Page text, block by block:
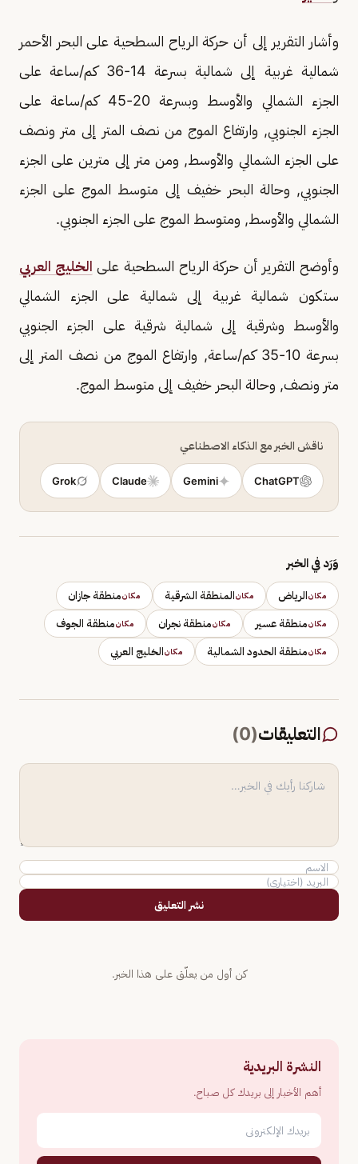
وأشار التقرير إلى أن حركة الرياح السطحية على البحر الأحمر
شمالية غربية إلى شمالية بسرعة 14-36 كم/ساعة على
الجزء الشمالي والأوسط وبسرعة 20-45 كم/ساعة على
الجزء الجنوبي, وارتفاع الموج من نصف المتر إلى متر ونصف
على الجزء الشمالي والأوسط, ومن متر إلى مترين على الجزء
الجنوبي, وحالة البحر خفيف إلى متوسط الموج على الجزء
الشمالي والأوسط, ومتوسط الموج على الجزء الجنوبي.
وأوضح التقرير أن حركة الرياح السطحية على الخليج العربي
ستكون شمالية غربية إلى شمالية على الجزء الشمالي
والأوسط وشرقية إلى شمالية شرقية على الجزء الجنوبي
بسرعة 10-35 كم/ساعة, وارتفاع الموج من نصف المتر إلى
متر ونصف, وحالة البحر خفيف إلى متوسط الموج.
ناقش الخبر مع الذكاء الاصطناعي
ChatGPT
Gemini
Claude
Grok
وَرَد في الخبر
مكانالرياض مكانالمنطقة الشرقية مكانمنطقة جازان
مكانمنطقة عسير مكانمنطقة نجران مكانمنطقة الجوف
مكانمنطقة الحدود الشمالية مكانالخليج العربي
التعليقات(
0
)
نشر التعليق
كن أول من يعلّق على هذا الخبر.
النشرة البريدية
أهم الأخبار إلى بريدك كل صباح.